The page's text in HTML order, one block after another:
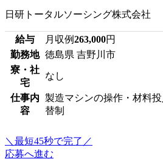
日研トータルソーシング株式会社
給与 月収例263,000円
勤務地 徳島県 吉野川市
寮・社
宅
なし
仕事内
容
製造マシンの操作・材料
替制
＼最短45秒で完了／
応募へ進む